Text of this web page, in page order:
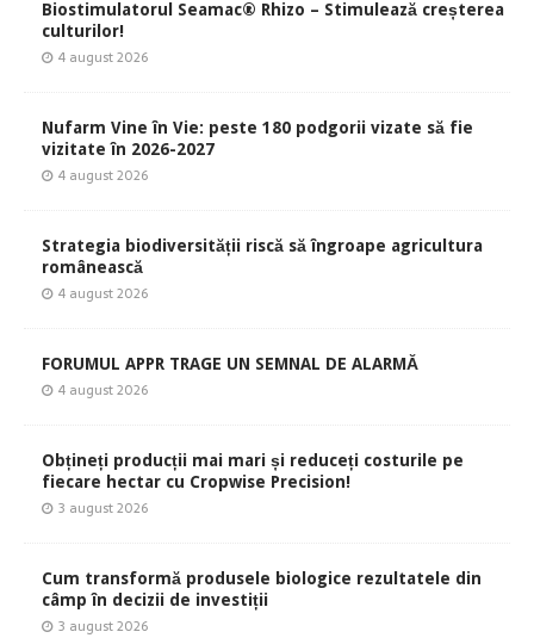
Biostimulatorul Seamac® Rhizo – Stimulează creșterea
culturilor!
4 august 2026
Nufarm Vine în Vie: peste 180 podgorii vizate să fie
vizitate în 2026-2027
4 august 2026
Strategia biodiversității riscă să îngroape agricultura
românească
4 august 2026
FORUMUL APPR TRAGE UN SEMNAL DE ALARMĂ
4 august 2026
Obțineți producții mai mari și reduceți costurile pe
fiecare hectar cu Cropwise Precision!
3 august 2026
Cum transformă produsele biologice rezultatele din
câmp în decizii de investiții
3 august 2026